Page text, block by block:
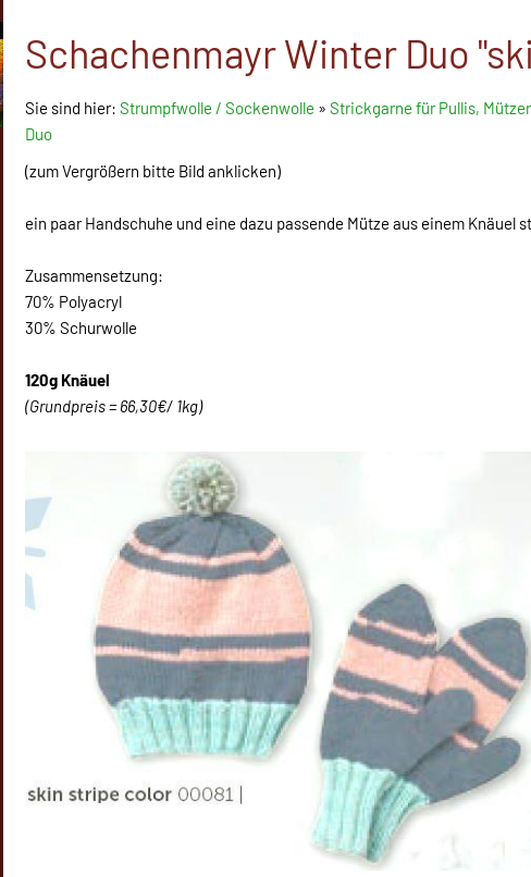
Schachenmayr Winter Duo
Sie sind hier: Strumpfwolle / Sockenwolle » Strickgarne für Pullis,
Duo
(zum Vergrößern bitte Bild anklicken)
ein paar Handschuhe und eine dazu passende Mütze aus einem Knäuel
Zusammensetzung:
70% Polyacryl
30% Schurwolle
120g Knäuel
(Grundpreis = 66,30€/ 1kg)